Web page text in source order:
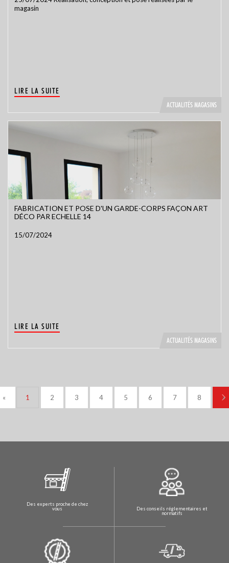
magasin
LIRE LA SUITE
ACTUALITÉS MAGASINS
FABRICATION ET POSE D'UN GARDE-CORPS FAÇON ART
DÉCO PAR ECHELLE 14
15/07/2024
LIRE LA SUITE
ACTUALITÉS MAGASINS
« 1 2 3 4 5 6 7 8 »
Des experts proche de chez
vous
Des conseils réglementaires et
normatifs